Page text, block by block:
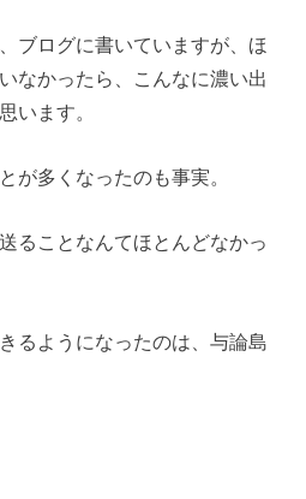
ブログに書いていますが、ほ
なかったら、こんなに濃い出
います。
が多くなったのも事実。
ることなんてほとんどなかっ
るようになったのは、与論島